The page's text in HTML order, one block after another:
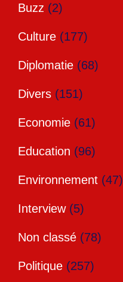
Buzz (2)
Culture (177)
Diplomatie (68)
Divers (151)
Economie (61)
Education (96)
Environnement (47)
Interview(5)
Non classé (78)
Politique (257)